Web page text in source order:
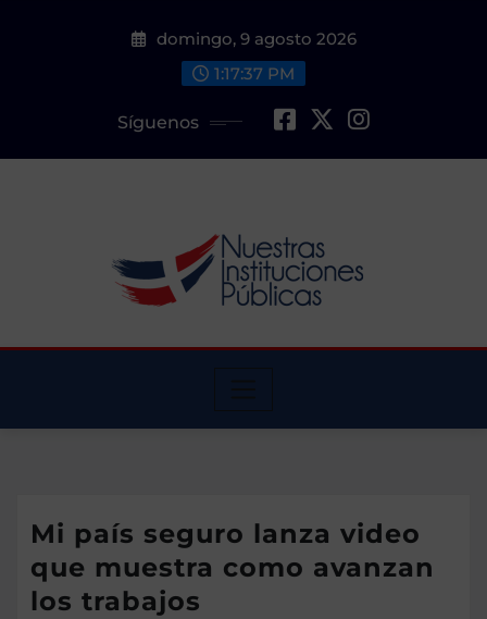
domingo, 9 agosto 2026
1:17:38 PM
Síguenos
Mi país seguro lanza video
que muestra como avanzan
los trabajos